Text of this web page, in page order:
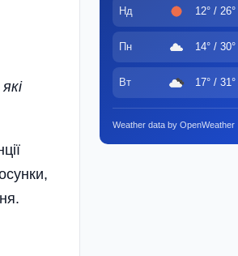
Нд 12° / 26°
Пн 14° / 30°
Вт 17° / 31°
Weather data by OpenWeather